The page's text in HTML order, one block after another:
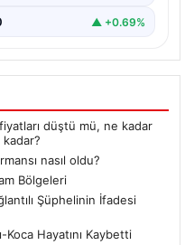
▲ +0.69%
düştü mü, ne kadar
nasıl oldu?
Bölgeleri
Şüphelinin İfadesi
Koca Hayatını Kaybetti